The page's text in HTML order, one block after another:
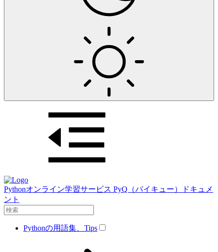
Pythonオンライン学習サービス PyQ（パイキュー）ドキュメ
ント
Pythonの用語集、Tips